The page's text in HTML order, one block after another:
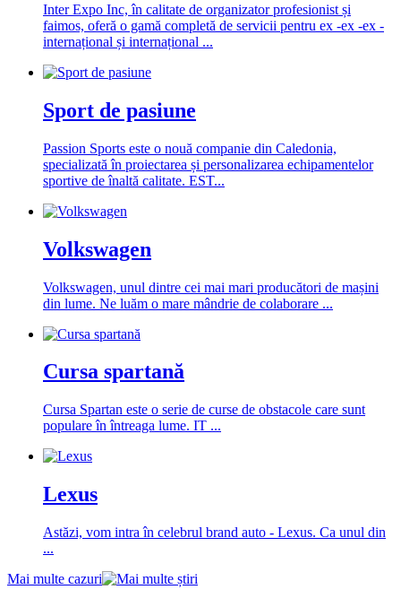
Inter Expo Inc, în calitate de organizator profesionist și
faimos, oferă o gamă completă de servicii pentru ex -ex -ex -
internațional și internațional ...
Sport de pasiune
Passion Sports este o nouă companie din Caledonia,
specializată în proiectarea și personalizarea echipamentelor
sportive de înaltă calitate. EST...
Volkswagen
Volkswagen, unul dintre cei mai mari producători de mașini
din lume. Ne luăm o mare mândrie de colaborare ...
Cursa spartană
Cursa Spartan este o serie de curse de obstacole care sunt
populare în întreaga lume. IT ...
Lexus
Astăzi, vom intra în celebrul brand auto - Lexus. Ca unul din
...
Mai multe cazuri